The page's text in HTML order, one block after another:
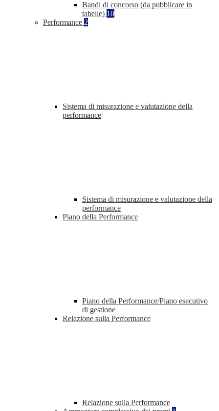
Bandi di concorso (da pubblicare in
tabelle) 10
Performance 2
Sistema di misurazione e valutazione della
performance
Sistema di misurazione e valutazione della
performance
Piano della Performance
Piano della Performance/Piano esecutivo
di gestione
Relazione sulla Performance
Relazione sulla Performance